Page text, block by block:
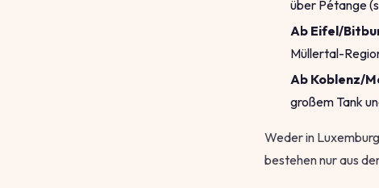
über Pétange
Ab Eifel/
Müllertal-
Ab Koblenz/
großem Tank
Weder in
bestehen nur aus